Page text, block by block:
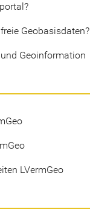
Geobasisdaten?
Geoinformation
LVermGeo